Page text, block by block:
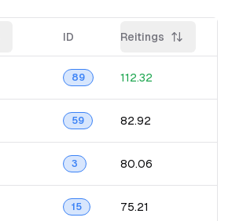
ID Reitings
89 112.32
59 82.92
3 80.06
15 75.21